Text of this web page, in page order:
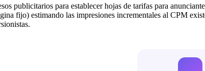
publicitarios para establecer hojas de tarifas para
fijo) estimando las impresiones incrementales al CPM